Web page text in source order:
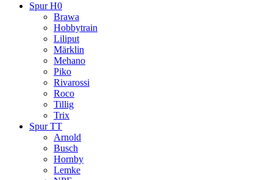
Spur H0
Brawa
Hobbytrain
Liliput
Märklin
Mehano
Piko
Rivarossi
Roco
Tillig
Trix
Spur TT
Arnold
Busch
Hornby
Lemke